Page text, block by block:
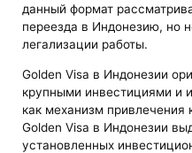
данный формат
переезда в Индонезию, но
легализации работы.
Golden Visa в Индонезии
крупными инвестициями и
как механизм привлечения
Golden Visa в Индонезии
установленных